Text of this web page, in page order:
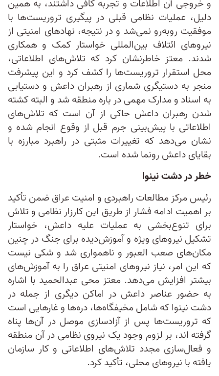
و خروجی آن اطلاعات و تجربه کافی داشتند، به همین
دلیل، عملیات نظامی قبلی در پیگیری تروریست‌ها با
موفقیت روبه‌رو نمی‌شد و در نتیجه، نهادهای امنیتی از
نیروهای ائتلاف بین‌المللی خواستار کمک و همکاری
شدند. معتز خاطرنشان کرد که تلا‌ش‌های اطلاعاتی،
محل استقرار تروریست‌ها را کشف کرد و این پیشرفت
منجر به دستیگری شماری از رهبران داعش و دستیابی
به اسناد و مدارک مهمی در باره منطقه شد و البته کشته
شدن رهبران داعش حاکی از آن است که تلاش‌های
اطلاعاتی با پیش‌بینی جرم قبل از وقوع انجام شده و
نشان می‌دهد که تغییرات مثبتی در راهبرد مبارزه با
بقایای داعش رونما شده است.
خطر در دشت نینوا
رئیس مرکز مطالعات راهبردی و امنیت عراق ضمن تأکید
بر اهمیت ادامه فشار از طریق این کارزار نظامی و تلاش
برای تنوع‌بخشی به عملیات علیه داعش، خواستار
تشکیل نیروهای ویژه و آموزش‌دیده برای جنگ در چنین
مکان‌های صعب العبور و ناهمواری شد و شکی نیست
که این امر، نیاز نیروهای امنیتی عراق را به آموزش‌های
بیشتر افزایش می‌دهد. معتز محی عبدالحمید با اشاره
به حضور عناصر داعش در اماکن دیگری از جمله در
دشت نینوا که شامل مخیفگاه‌ها، دره‌ها و غارهایی است
که تروریست‌ها پس از آزادسازی موصل در آن‌ها پناه
گرفته اند، بر لزوم وجود یک نیروی نظامی در آن منطقه
و فعال‌سازی مجدد تلاش‌های اطلاعاتی و کار سازمان
یافته با نیروهای محلی، تأکید کرد.